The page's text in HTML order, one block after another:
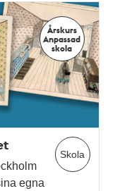
Årskurs
Anpassad
skola
Skola
egna